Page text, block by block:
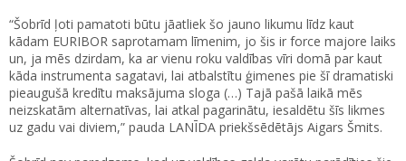
“Šobrīd ļoti pamatoti būtu jāatliek šo jauno likumu līdz kaut
kādam EURIBOR saprotamam līmenim, jo šis ir force majore laiks
un, ja mēs dzirdam, ka ar vienu roku valdības vīri domā par kaut
kāda instrumenta sagatavi, lai atbalstītu ģimenes pie šī dramatiski
pieaugušā kredītu maksājuma sloga (…) Tajā pašā laikā mēs
neizskatām alternatīvas, lai atkal pagarinātu, iesaldētu šīs likmes
uz gadu vai diviem,” pauda LANĪDA priekšsēdētājs Aigars Šmits.